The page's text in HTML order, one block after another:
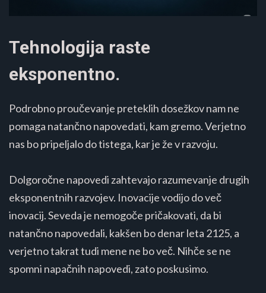
Tehnologija raste
eksponentno.
Podrobno proučevanje preteklih dosežkov nam ne
pomaga natančno napovedati, kam gremo. Verjetno
nas bo pripeljalo do tistega, kar je že v razvoju.
Dolgoročne napovedi zahtevajo razumevanje drugih
eksponentnih razvojev. Inovacije vodijo do več
inovacij. Seveda je nemogoče pričakovati, da bi
natančno napovedali, kakšen bo denar leta 2125, a
verjetno takrat tudi mene ne bo več. Nihče se ne
spomni napačnih napovedi, zato poskusimo.